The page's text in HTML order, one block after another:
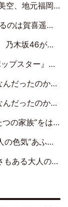
ップサポーター』に就任
った私を見ていただけたら」
ォーマンスの舞台裏
身全霊のステージ
てめえはでんぱ組．incなんだよ！』って肩パンされて(笑)」
完全に引かせてしまって。時代が変わったんだなって」
、“父”松岡昌宏とはハシゴ酒
れる入浴姿披露
大人の女性に